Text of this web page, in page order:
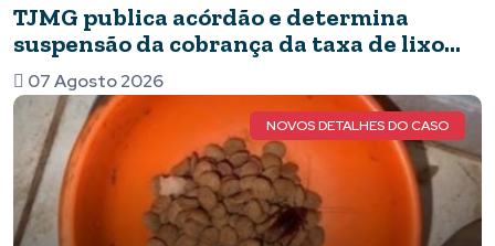
TJMG publica acórdão e determina
suspensão da cobrança da taxa de lixo
em Piumhi
07 Agosto 2026
NOVOS DETALHES DO CASO